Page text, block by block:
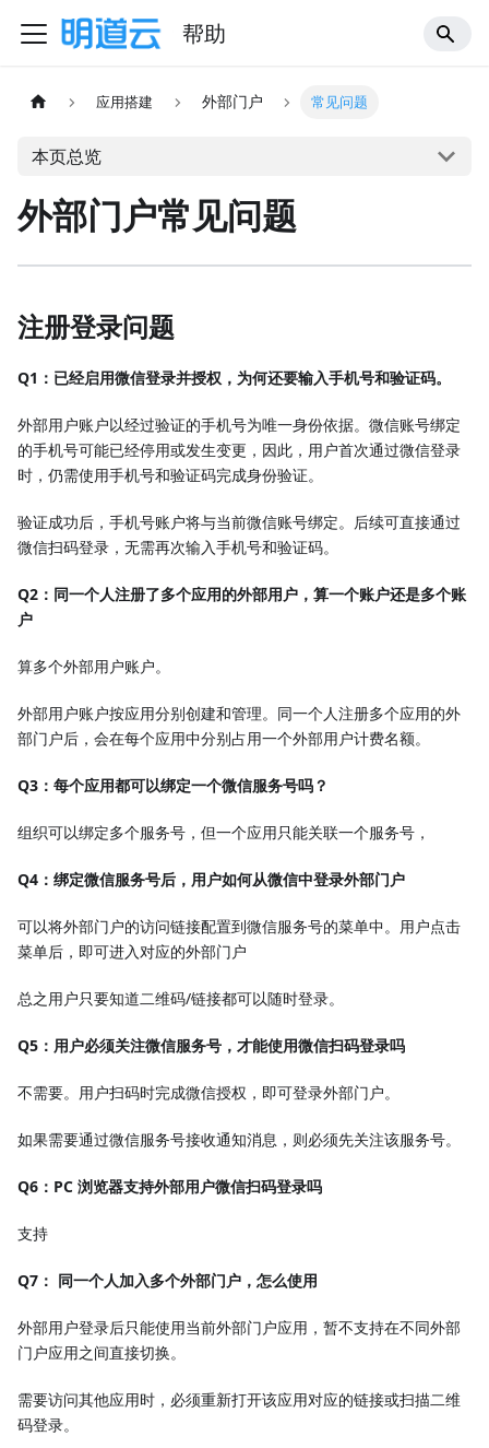
帮助
应用搭建 外部门户 常见问题
本页总览
外部门户常见问题
注册登录问题
Q1：已经启用微信登录并授权，为何还要输入手机号和验证码。
外部用户账户以经过验证的手机号为唯一身份依据。微信账号绑定
的手机号可能已经停用或发生变更，因此，用户首次通过微信登录
时，仍需使用手机号和验证码完成身份验证。
验证成功后，手机号账户将与当前微信账号绑定。后续可直接通过
微信扫码登录，无需再次输入手机号和验证码。
Q2：同一个人注册了多个应用的外部用户，算一个账户还是多个账
户
算多个外部用户账户。
外部用户账户按应用分别创建和管理。同一个人注册多个应用的外
部门户后，会在每个应用中分别占用一个外部用户计费名额。
Q3：每个应用都可以绑定一个微信服务号吗？
组织可以绑定多个服务号，但一个应用只能关联一个服务号，
Q4：绑定微信服务号后，用户如何从微信中登录外部门户
可以将外部门户的访问链接配置到微信服务号的菜单中。用户点击
菜单后，即可进入对应的外部门户
总之用户只要知道二维码/链接都可以随时登录。
Q5：用户必须关注微信服务号，才能使用微信扫码登录吗
不需要。用户扫码时完成微信授权，即可登录外部门户。
如果需要通过微信服务号接收通知消息，则必须先关注该服务号。
Q6：PC 浏览器支持外部用户微信扫码登录吗
支持
Q7： 同一个人加入多个外部门户，怎么使用
外部用户登录后只能使用当前外部门户应用，暂不支持在不同外部
门户应用之间直接切换。
需要访问其他应用时，必须重新打开该应用对应的链接或扫描二维
码登录。